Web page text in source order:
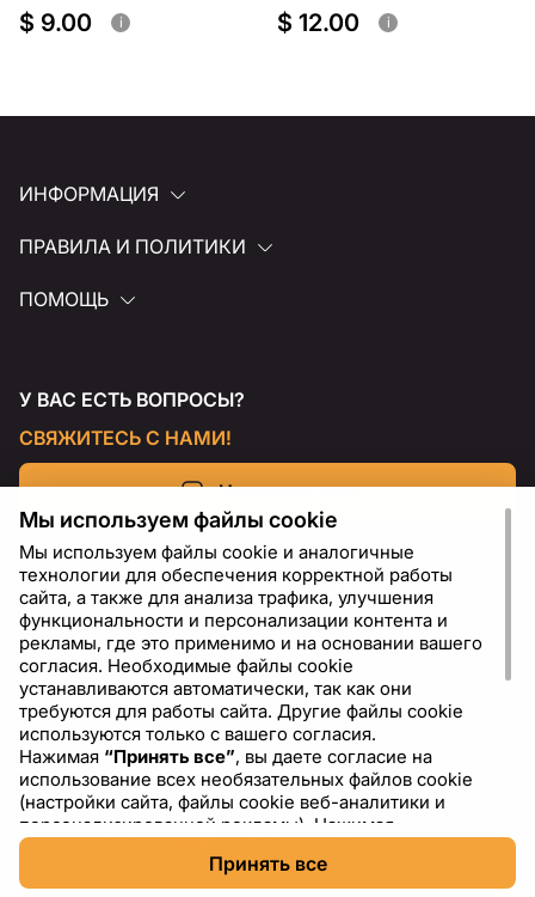
$ 9.00 i $ 12.00 i
ИНФОРМАЦИЯ
ПРАВИЛА И ПОЛИТИКИ
ПОМОЩЬ
У ВАС ЕСТЬ ВОПРОСЫ?
СВЯЖИТЕСЬ С НАМИ!
Напишите нам
RU USD - US Dollar ($)
Мы используем файлы cookie
Мы используем файлы cookie и аналогичные
технологии для обеспечения корректной работы
сайта, а также для анализа трафика, улучшения
функциональности и персонализации контента и
рекламы, где это применимо и на основании вашего
согласия. Необходимые файлы cookie
устанавливаются автоматически, так как они
требуются для работы сайта. Другие файлы cookie
используются только с вашего согласия.
Нажимая “Принять все”, вы даете согласие на
использование всех необязательных файлов cookie
(настройки сайта, файлы cookie веб-аналитики и
персонализированной рекламы). Нажимая
“Отклонить все”
необходимые файлы cookie. Нажимая
Принять все